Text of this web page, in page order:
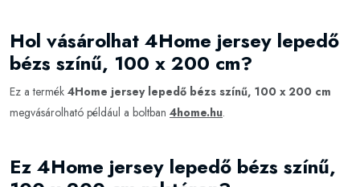
Hol vásárolhat 4Home jersey lepedő
bézs színű, 100 x 200 cm?
Ez a termék 4Home jersey lepedő bézs színű, 100 x 200 cm
megvásárolható például a boltban 4home.hu.
Ez 4Home jersey lepedő bézs színű,